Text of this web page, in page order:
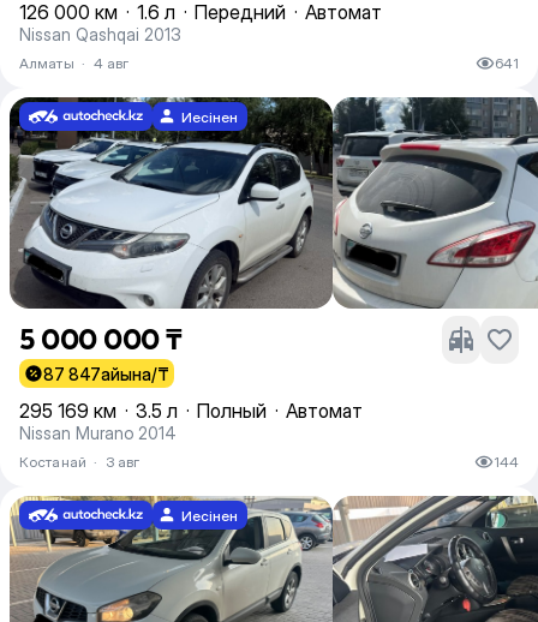
126 000 км · 1.6 л · Передний · Автомат
Nissan Qashqai 2013
Алматы · 4 авг 641
Иесінен
5 000 000 ₸
87 847айына/₸
295 169 км · 3.5 л · Полный · Автомат
Nissan Murano 2014
Костанай · 3 авг 144
Иесінен